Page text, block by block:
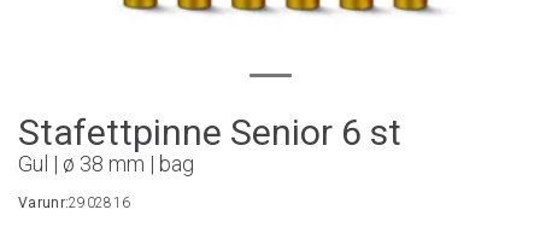
Stafettpinne Senior 6 st
Gul | ø 38 mm | bag
Varunr:2902816